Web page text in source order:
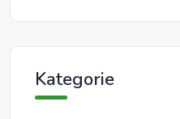
Kategorie